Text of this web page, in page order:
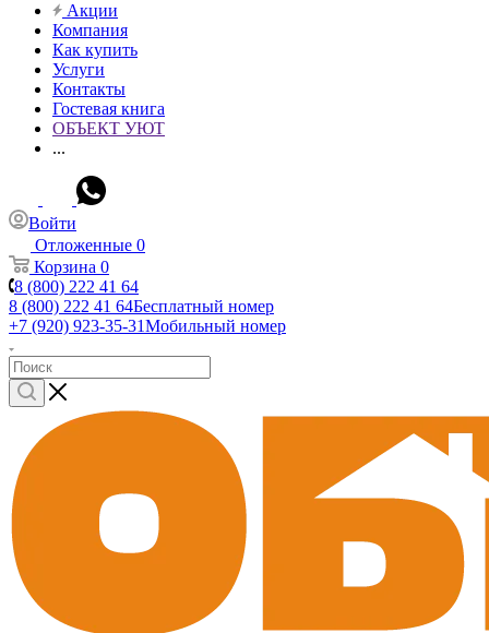
Акции
Компания
Как купить
Услуги
Контакты
Гостевая книга
ОБЪЕКТ УЮТ
...
Войти
Отложенные 0
Корзина 0
8 (800) 222 41 64
8 (800) 222 41 64Бесплатный номер
+7 (920) 923-35-31Мобильный номер